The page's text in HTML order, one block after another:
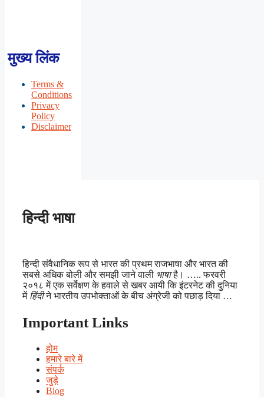
मुख्य लिंक
Terms &
Conditions
Privacy
Policy
Disclaimer
हिन्दी भाषा
हिन्दी संवैधानिक रूप से भारत की प्रथम राजभाषा और भारत की
सबसे अधिक बोली और समझी जाने वाली भाषाहै। ….. फरवरी
२०१८ में एक सर्वेक्षण के हवाले से खबर आयी कि इंटरनेट की दुनिया
में हिंदीने भारतीय उपभोक्ताओं के बीच अंग्रेजी को पछाड़ दिया …
Important Links
होम
हमारे बारे में
संपर्क
जुड़े
Blog